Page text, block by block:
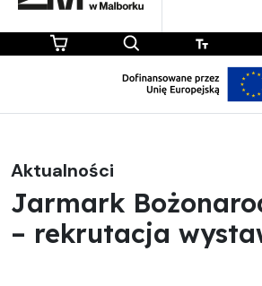
Aktualności
Jarmark
– rekrutacja